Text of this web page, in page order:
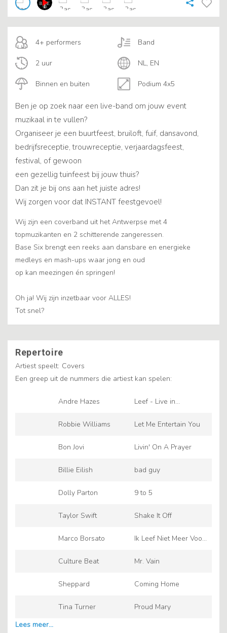
4+ performers
Binnen en buiten
Band
2 uur
Podium 4x5
NL, EN
Ben je op zoek naar een live-band om jouw event
muzikaal in te vullen?
Organiseer je een buurtfeest, bruiloft, fuif, dansavond,
bedrijfsreceptie, trouwreceptie, verjaardagsfeest,
festival, of gewoon
een gezellig tuinfeest bij jouw thuis?
Dan zit je bij ons aan het juiste adres!
Wij zorgen voor dat INSTANT feestgevoel!
Wij zijn een coverband uit het Antwerpse met 4
topmuzikanten en 2 schitterende zangeressen.
Base Six brengt een reeks aan dansbare en energieke
medleys en mash-ups waar jong en oud
op kan meezingen én springen!
Oh ja! Wij zijn inzetbaar voor ALLES!
Tot snel?
Repertoire
Artiest speelt: Covers
Een greep uit de nummers die artiest kan spelen:
Andre Hazes
Leef - Live in
Robbie Williams
Let Me Entertain You
Bon Jovi Livin' On A Prayer
Billie Eilish bad guy
Dolly Parton 9 to 5
Taylor Swift Shake It Off
Marco Borsato
Ik Leef Niet Meer Voor
Culture Beat
Mr. Vain
Sheppard Coming Home
Tina Turner Proud Mary